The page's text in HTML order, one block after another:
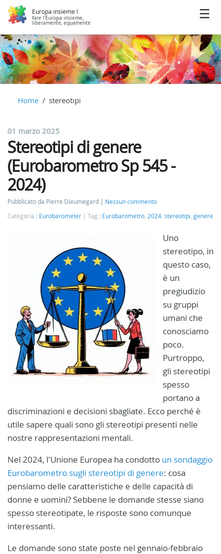
Europa insieme !
fare l'Europa insieme,
liberamente, equamente
Home stereotipi
01 marzo 2025
Stereotipi di genere
(Eurobarometro Sp 545 -
2024)
Pubblicato da Pierre Dieumegard
Nessun commento
Categoria : Eurobarometer Tag : Eurobarometro 2024 stereotipi genere
Uno
stereotipo, in
questo caso,
è un
pregiudizio
su gruppi
umani che
conosciamo
poco.
Purtroppo,
gli stereotipi
spesso
portano a
discriminazioni e decisioni sbagliate. Ecco perché è
utile sapere quali sono gli stereotipi presenti nelle
nostre rappresentazioni mentali.
Nel 2024, l'Unione Europea ha condotto un sondaggio
Eurobarometro sugli stereotipi di genere: cosa
pensiamo delle caratteristiche e delle capacità di
donne e uomini? Sebbene le domande stesse siano
spesso stereotipate, le risposte sono comunque
interessanti.
Le domande sono state poste nel gennaio-febbraio